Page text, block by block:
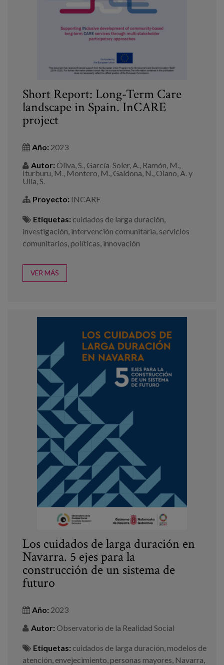
Short Report: Long-Term Care
landscape in Spain. InCARE
project
Año: 2023
Autor: Oliva, S., García-Soler, A., Ramón, M.,
Iturburu, M., Montero, M., Galdona, N., Olano, A. y
Ulla, S.
Proyecto: INCARE
Etiquetas: cuidados de larga duración,
investigación, intervención comunitaria, servicios
comunitarios,políticas, innovación
VER MÁS
Los cuidados de larga duración en
Navarra. 5 ejes para la
construcción de un sistema de
futuro
Año: 2023
Autor: Observatorio de la Realidad Social
Etiquetas: cuidados de larga duración modelos de
atención envejecimiento personas mayores Navarra